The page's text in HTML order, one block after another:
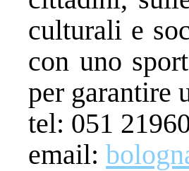
culturali e
con uno
per garantire
tel: 051
email: